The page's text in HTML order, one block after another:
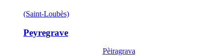
(Saint-Loubès)
Peyregrave
Pèiragrava